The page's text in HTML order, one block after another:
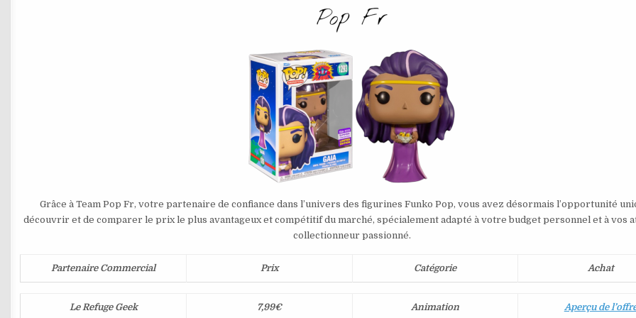
Grâce à Team Pop Fr, votre partenaire de confiance dans l’univers des figurines Funko Pop, vous avez désormais l’opportunité
découvrir et de comparer le prix le plus avantageux et compétitif du marché, spécialement adapté à votre budget personnel et à vos
collectionneur passionné.
Partenaire Commercial Prix Catégorie Achat
Le Refuge Geek 7,99€ Animation Aperçu de